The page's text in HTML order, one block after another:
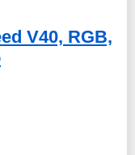
V40, RGB,